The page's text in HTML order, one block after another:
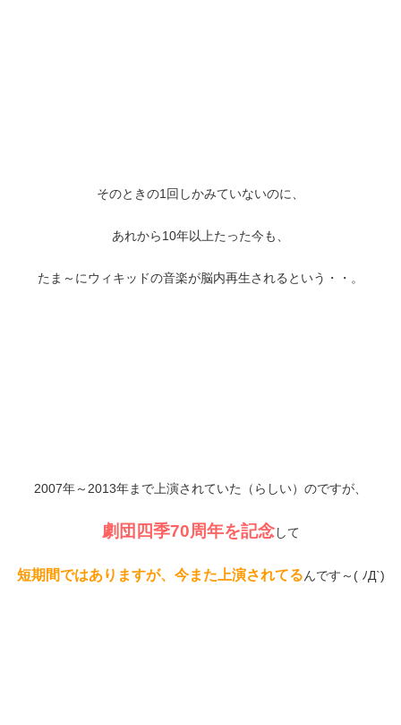
そのときの1回しかみていないのに、
あれから10年以上たった今も、
たま～にウィキッドの音楽が脳内再生されるという・・。
2007年～2013年まで上演されていた（らしい）のですが、
劇団四季70周年を記念して
短期間ではありますが、今また上演されてるんです～( ﾉД`)